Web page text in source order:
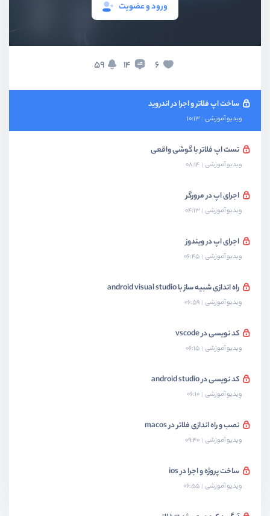
ورود و عضویت
6
14
59
ساخت اپ فلاتر و اجرا در اندروید
ویدیو آموزشی 10:13
تست اپ فلاتر با گوشی واقعی
ویدیو آموزشی 08:14
اجرای اپ در مرورگر
ویدیو آموزشی 04:13
اجرای اپ در ویندوز
ویدیو آموزشی 06:45
راه اندازی شبیه ساز با android visual studio
ویدیو آموزشی 06:59
کد نویسی در vscode
ویدیو آموزشی 06:15
کد نویسی در android studio
ویدیو آموزشی 06:10
نصب و راه اندازی فلاتر در macos
ویدیو آموزشی 09:40
ساخت پروژه و اجرا در ios
ویدیو آموزشی 06:55